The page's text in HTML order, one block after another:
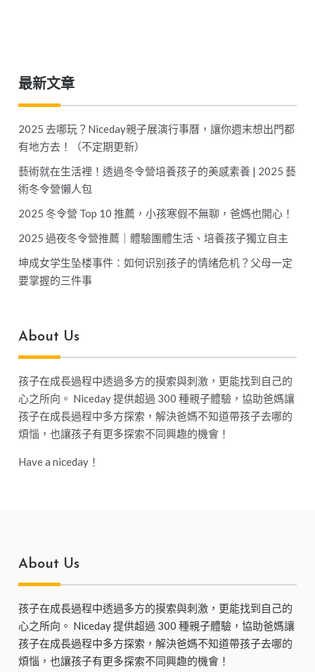
最新文章
2025 去哪玩？Niceday親子展演行事曆，讓你週末想出門都
有地方去！（不定期更新）
藝術就在生活裡！透過冬令營培養孩子的美感素養 | 2025 藝
術冬令營懶人包
2025 冬令營 Top 10 推薦，小孩寒假不無聊，爸媽也開心！
2025 過夜冬令營推薦｜體驗團體生活、培養孩子獨立自主
坤成女学生坠楼事件：如何识别孩子的情绪危机？父母一定
要掌握的三件事
About Us
孩子在成長過程中透過多方的摸索與刺激，更能找到自己的
心之所向。 Niceday 提供超過 300 種親子體驗，協助爸媽讓
孩子在成長過程中多方探索，解決爸媽不知道帶孩子去哪的
煩惱，也讓孩子有更多探索不同興趣的機會！
Have a niceday！
About Us
孩子在成長過程中透過多方的摸索與刺激，更能找到自己的
心之所向。 Niceday 提供超過 300 種親子體驗，協助爸媽讓
孩子在成長過程中多方探索，解決爸媽不知道帶孩子去哪的
煩惱，也讓孩子有更多探索不同興趣的機會！